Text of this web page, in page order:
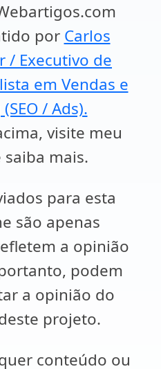
por Carlos
/ Executivo de
em Vendas e
/ Ads).
visite meu
mais.
para esta
são apenas
a opinião
podem
a opinião do
projeto.
conteúdo ou